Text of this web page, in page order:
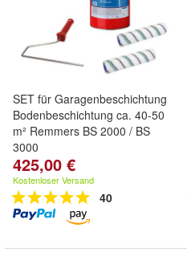
SET für Garagenbeschichtung
Bodenbeschichtung ca. 40-50
m² Remmers BS 2000 / BS
3000
425,00 €
Kostenloser Versand
40